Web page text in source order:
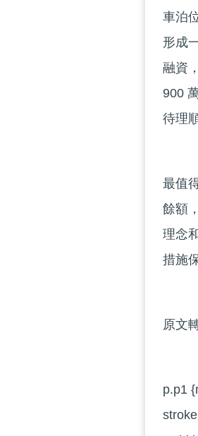
車泊
形成
融資
900
待理
最值
餘額
理念
措施
原文
p.p1